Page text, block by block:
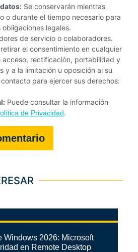
Se conservarán mientras
o durante el tiempo necesario para
legales.
de servicio o colaboradores.
el consentimiento en cualquier
acceso, rectificación, portabilidad y
y a la limitación u oposición al su
para ejercer sus derechos:
Puede consultar la información
de Privacidad.
Windows 2026: Microsoft
en Remote Desktop